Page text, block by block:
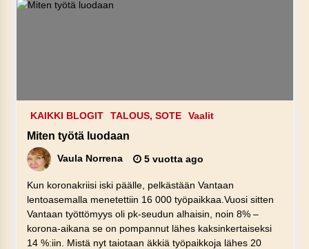
KAIKKI BLOGIT TALOUS, SOTE Vaalit
Miten työtä luodaan
Vaula Norrena 5 vuotta ago
Kun koronakriisi iski päälle, pelkästään Vantaan
lentoasemalla menetettiin 16 000 työpaikkaa.Vuosi sitten
Vantaan työttömyys oli pk-seudun alhaisin, noin 8% –
korona-aikana se on pompannut lähes kaksinkertaiseksi
14 %:iin. Mistä nyt taiotaan äkkiä työpaikkoja lähes 20